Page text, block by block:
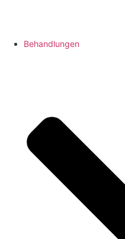
Behandlungen